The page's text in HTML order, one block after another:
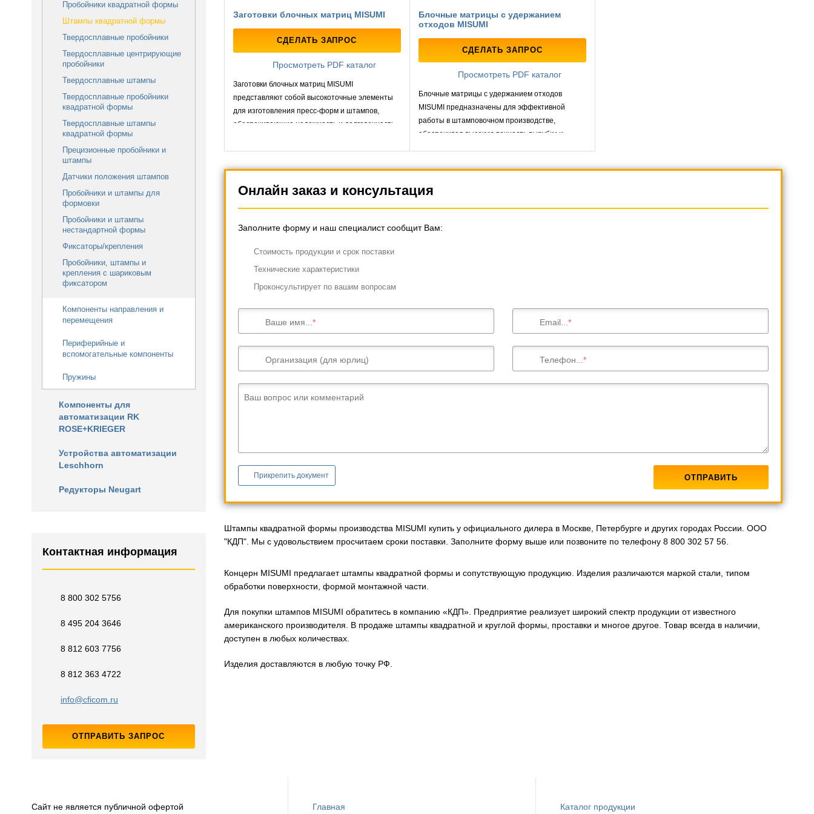
Пробойники квадратной формы
Штампы квадратной формы
Твердосплавные пробойники
Твердосплавные центрирующие
пробойники
Твердосплавные штампы
Твердосплавные пробойники
квадратной формы
Твердосплавные штампы
квадратной формы
Прецизионные пробойники и
штампы
Датчики положения штампов
Пробойники и штампы для
формовки
Пробойники и штампы
нестандартной формы
Фиксаторы/крепления
Пробойники, штампы и
крепления с шариковым
фиксатором
Компоненты направления и
перемещения
Периферийные и
вспомогательные компоненты
Пружины
Компоненты для
автоматизации RK
ROSE+KRIEGER
Устройства автоматизации
Leschhorn
Редукторы Neugart
Контактная информация
8 800 302 5756
8 495 204 3646
8 812 603 7756
8 812 363 4722
info@cficom.ru
ОТПРАВИТЬ ЗАПРОС
Заготовки блочных матриц MISUMI
СДЕЛАТЬ ЗАПРОС
Просмотреть PDF каталог
Заготовки блочных матриц MISUMI
представляют собой высокоточные элементы
для изготовления пресс-форм и штампов,
обеспечивающие надежность и долговечность
Блочные матрицы с удержанием
отходов MISUMI
СДЕЛАТЬ ЗАПРОС
Просмотреть PDF каталог
Блочные матрицы с удержанием отходов
MISUMI предназначены для эффективной
работы в штамповочном производстве,
обеспечивая высокую точность вырубки и
Онлайн заказ и консультация
Заполните форму и наш специалист сообщит Вам:
Cтоимость продукции и срок поставки
Технические характеристики
Проконсультирует по вашим вопросам
Ваше имя... Email...
Организация (для юрлиц) Телефон...
Ваш вопрос или комментарий
Прикрепить документ
Штампы квадратной формы производства MISUMI купить у официального дилера в Москве, Петербурге и других городах России. ООО
"КДП". Мы с удовольствием просчитаем сроки поставки. Заполните форму выше или позвоните по телефону 8 800 302 57 56.
Концерн MISUMI предлагает штампы квадратной формы и сопутствующую продукцию. Изделия различаются маркой стали, типом
обработки поверхности, формой монтажной части.
Для покупки штампов MISUMI обратитесь в компанию «КДП». Предприятие реализует широкий спектр продукции от известного
американского производителя. В продаже штампы квадратной и круглой формы, проставки и многое другое. Товар всегда в наличии,
доступен в любых количествах.
Изделия доставляются в любую точку РФ.
Сайт не является публичной офертой Главная Каталог продукции